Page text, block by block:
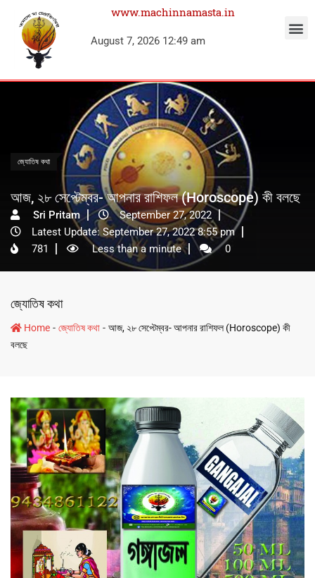
www.machinnamasta.in
August 7, 2026 12:49 am
জ্যোতিষ কথা
আজ, ২৮ সেপ্টেম্বর- আপনার রাশিফল (Horoscope) কী বলছে
Sri Pritam
September 27, 2022
Latest Update: September 27, 2022 8:55 pm
781
Less than a minute 0
জ্যোতিষ কথা
Home - জ্যোতিষ কথা - আজ, ২৮ সেপ্টেম্বর- আপনার রাশিফল (Horoscope) কী
বলছে